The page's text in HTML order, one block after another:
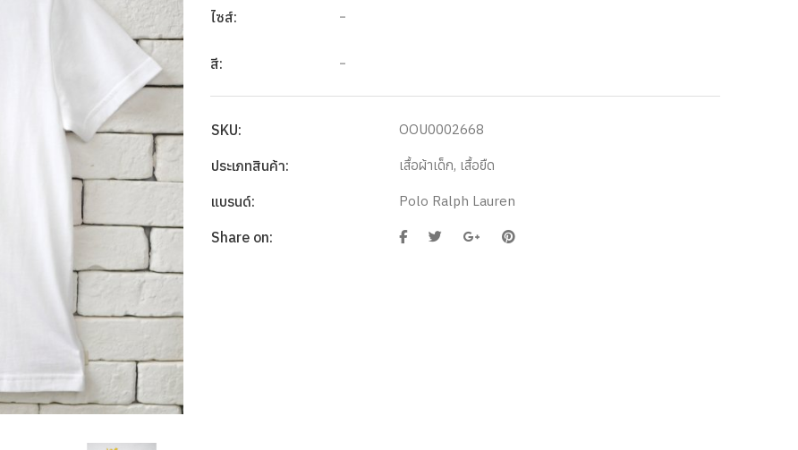
ไซส์: -
สี: -
SKU: OOU0002668
ประเภทสินค้า: เสื้อผ้าเด็ก, เสื้อยืด
แบรนด์: Polo Ralph Lauren
Share on: